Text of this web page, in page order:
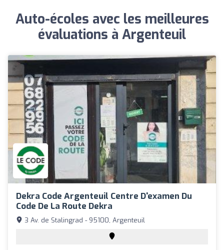
Auto-écoles avec les meilleures
évaluations à Argenteuil
Dekra Code Argenteuil Centre D'examen Du
Code De La Route Dekra
3 Av. de Stalingrad - 95100, Argenteuil